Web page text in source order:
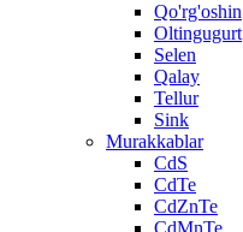
Qo'rg'oshin
Oltingugurt
Selen
Qalay
Tellur
Sink
Murakkablar
CdS
CdTe
CdZnTe
CdMnTe